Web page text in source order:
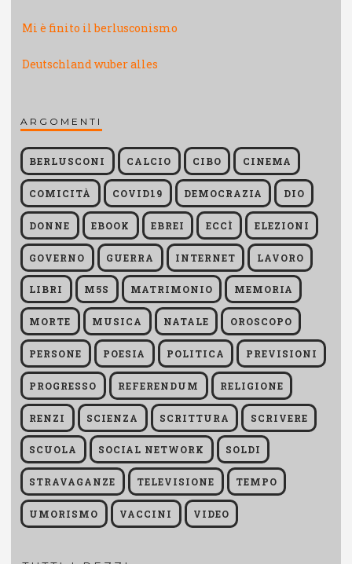
Mi è finito il berlusconismo
Deutschland wuber alles
ARGOMENTI
BERLUSCONI CALCIO CIBO CINEMA
COMICITÀ COVID19 DEMOCRAZIA DIO
DONNE EBOOK EBREI ECCÌ ELEZIONI
GOVERNO GUERRA INTERNET LAVORO
LIBRI M5S MATRIMONIO MEMORIA
MORTE MUSICA NATALE OROSCOPO
PERSONE POESIA POLITICA PREVISIONI
PROGRESSO REFERENDUM RELIGIONE
RENZI SCIENZA SCRITTURA SCRIVERE
SCUOLA SOCIAL NETWORK SOLDI
STRAVAGANZE TELEVISIONE TEMPO
UMORISMO VACCINI VIDEO